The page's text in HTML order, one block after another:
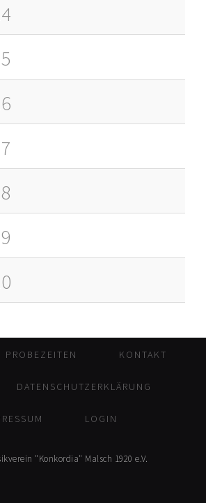
PROBEZEITEN KONTAKT
DATENSCHUTZERKLÄRUNG
LOGIN
"Konkordia" Malsch 1920 e.V.